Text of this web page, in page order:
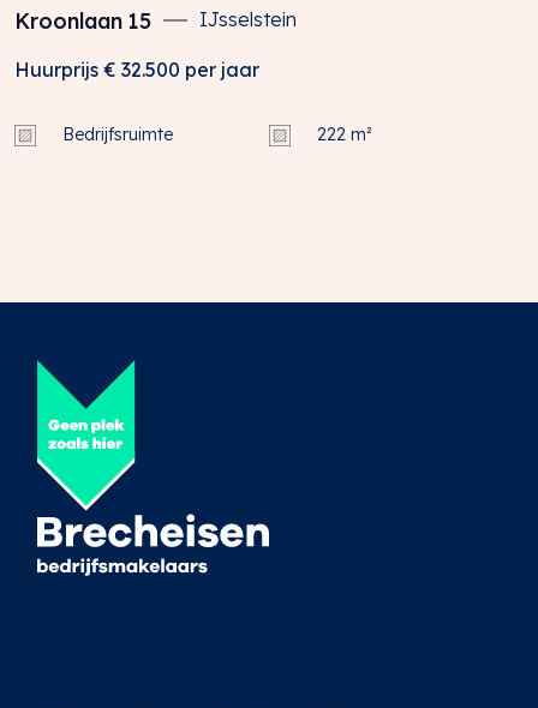
Kroonlaan 15 IJsselstein
Huurprijs € 32.500 per jaar
Bedrijfsruimte 222 m²